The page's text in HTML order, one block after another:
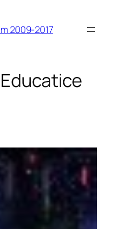
2009-2017
Educatice